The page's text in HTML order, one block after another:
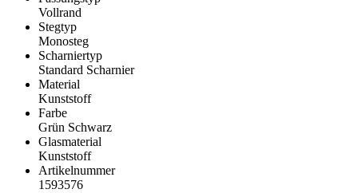
Vollrand
Stegtyp
Monosteg
Scharniertyp
Standard Scharnier
Material
Kunststoff
Farbe
Grün Schwarz
Glasmaterial
Kunststoff
Artikelnummer
1593576